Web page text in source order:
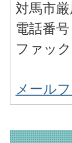
対馬市
電話番
ファッ
メール